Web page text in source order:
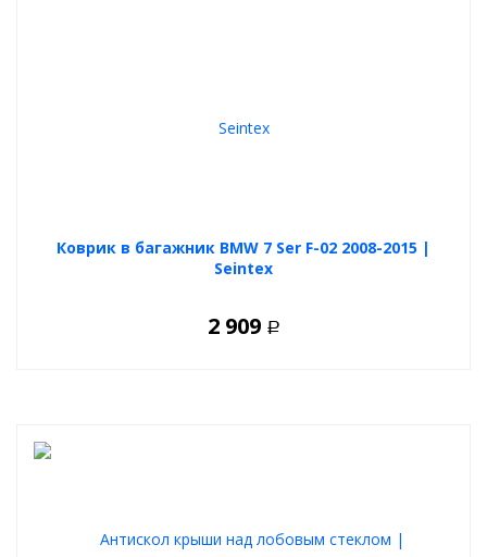
Коврик в багажник BMW 7 Ser F-02 2008-2015 |
Seintex
2 909 Р